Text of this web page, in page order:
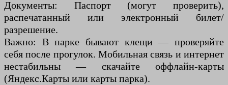
Документы: Паспорт (могут проверить),
распечатанный или электронный билет/
разрешение.
Важно: В парке бывают клещи — проверяйте
себя после прогулок. Мобильная связь и интернет
нестабильны — скачайте оффлайн-карты
(Яндекс.Карты или карты парка).